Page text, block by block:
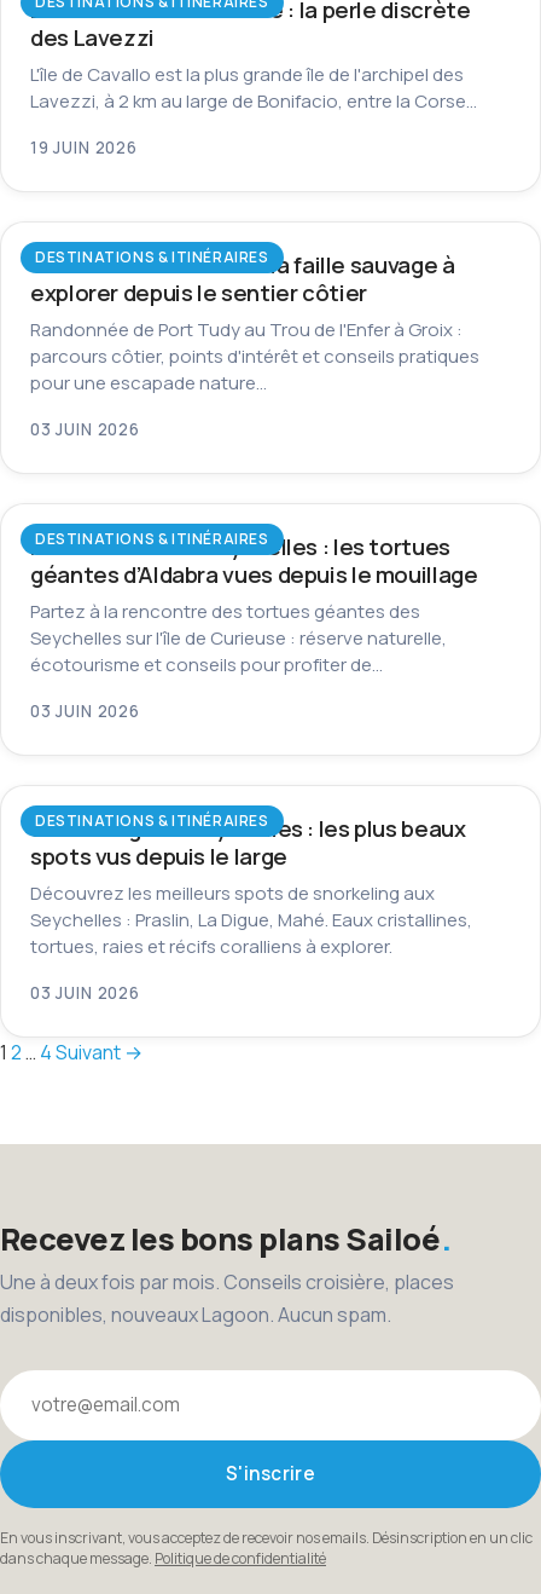
L’île de Cavallo en Corse : la perle discrète
des Lavezzi
L'île de Cavallo est la plus grande île de l'archipel des
Lavezzi, à 2 km au large de Bonifacio, entre la Corse…
19 JUIN 2026
DESTINATIONS & ITINÉRAIRES
Trou de l’Enfer à Groix : la faille sauvage à
explorer depuis le sentier côtier
Randonnée de Port Tudy au Trou de l'Enfer à Groix :
parcours côtier, points d'intérêt et conseils pratiques
pour une escapade nature…
03 JUIN 2026
DESTINATIONS & ITINÉRAIRES
Île Curieuse aux Seychelles : les tortues
géantes d’Aldabra vues depuis le mouillage
Partez à la rencontre des tortues géantes des
Seychelles sur l'île de Curieuse : réserve naturelle,
écotourisme et conseils pour profiter de…
03 JUIN 2026
DESTINATIONS & ITINÉRAIRES
Snorkeling aux Seychelles : les plus beaux
spots vus depuis le large
Découvrez les meilleurs spots de snorkeling aux
Seychelles : Praslin, La Digue, Mahé. Eaux cristallines,
tortues, raies et récifs coralliens à explorer.
03 JUIN 2026
Pagination
publications
1 2… 4Suivant →
Recevez les bons plans Sailoé
Une à deux fois par mois. Conseils croisière, places
disponibles, nouveaux Lagoon. Aucun spam.
Votre email
S'inscrire
En vous inscrivant, vous acceptez de recevoir nos emails. Désinscription en un clic
dans chaque message. Politique de confidentialité